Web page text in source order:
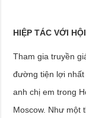
HIỆP TÁC VỚI
Tham gia truyền
đường tiện lợi
anh chị em trong
Moscow. Như một